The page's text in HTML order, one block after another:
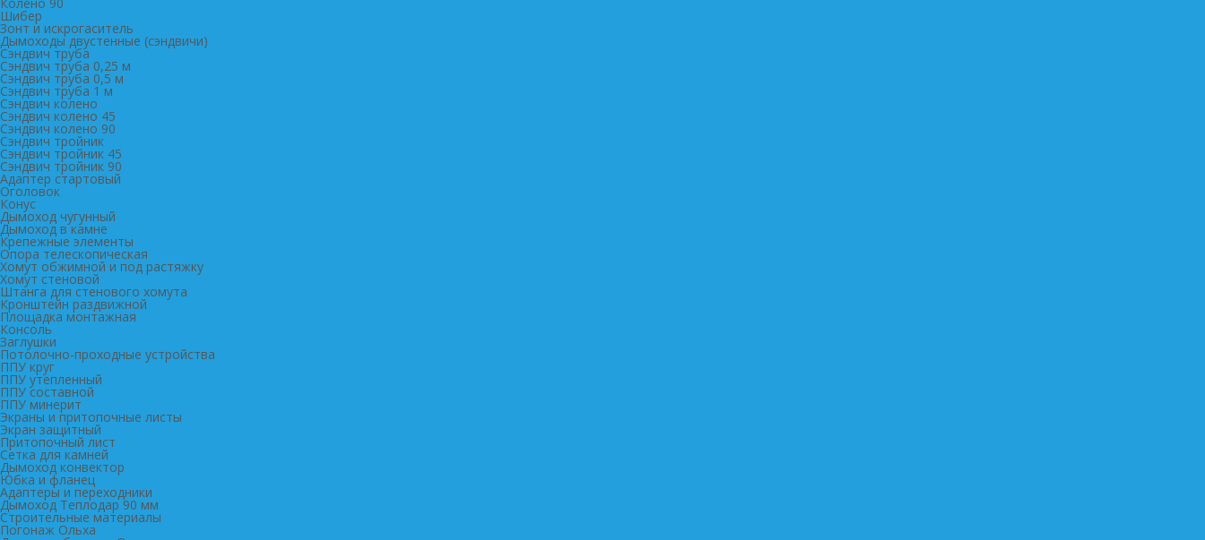
Шибер
Зонт и искрогаситель
Дымоходы двустенные (сэндвичи)
Сэндвич труба
Сэндвич труба 0,25 м
Сэндвич труба 0,5 м
Сэндвич труба 1 м
Сэндвич колено
Сэндвич колено 45
Сэндвич колено 90
Сэндвич тройник
Сэндвич тройник 45
Сэндвич тройник 90
Адаптер стартовый
Оголовок
Конус
Дымоход чугунный
Дымоход в камне
Крепежные элементы
Опора телескопическая
Хомут обжимной и под растяжку
Хомут стеновой
Штанга для стенового хомута
Кронштейн раздвижной
Площадка монтажная
Консоль
Заглушки
Потолочно-проходные устройства
ППУ круг
ППУ утепленный
ППУ составной
ППУ минерит
Экраны и притопочные листы
Экран защитный
Притопочный лист
Сетка для камней
Дымоход конвектор
Юбка и фланец
Адаптеры и переходники
Дымоход Теплодар 90 мм
Cтроительные материалы
Погонаж Ольха